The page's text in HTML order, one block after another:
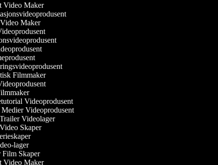
Video Maker
Video Maker
Filmmaker
Videoprodusent
Medier Videoprodusent
Trailer Videolager
Video Skaper
lager
Film Skaper
Video Maker